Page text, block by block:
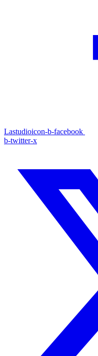
Lastudioicon-b-facebook
b-twitter-x